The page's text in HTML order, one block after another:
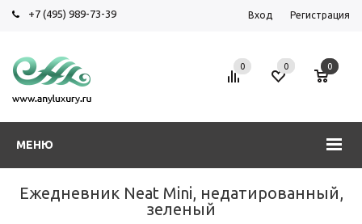
+7 (495) 989-73-39 Вход Регистрация
МЕНЮ
0 0 0
Ежедневник Neat Mini, недатированный,
зеленый